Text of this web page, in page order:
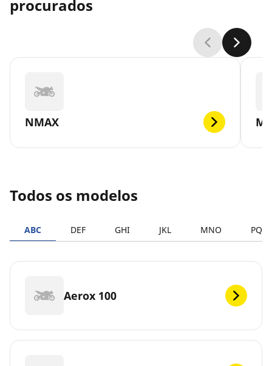
procurados
NMAX
Todos os modelos
ABC DEF GHI JKL MNO PQRS
Aerox 100